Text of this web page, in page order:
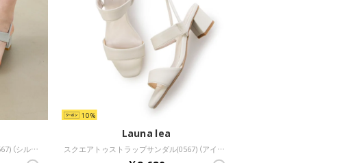
スクエアトゥストラップサンダル(0567) （シルバー）
10
Launa lea
スクエアトゥストラップサンダル(0567) （アイボリー）